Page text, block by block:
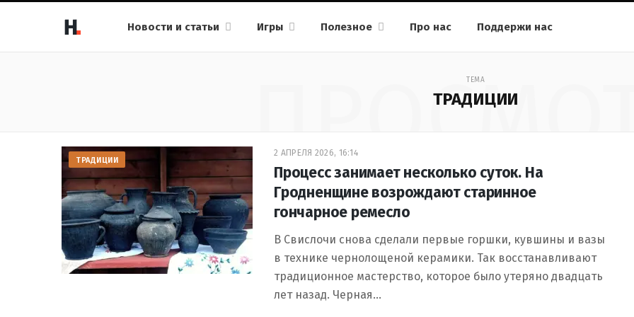
Новости и статьи Игры Полезное Про нас Поддержи нас
ТЕМА
ТРАДИЦИИ
ТРАДИЦИИ
2 АПРЕЛЯ 2026, 16:14
Процесс занимает несколько суток. На
Гродненщине возрождают старинное
гончарное ремесло
В Свислочи снова сделали первые горшки, кувшины и вазы
в технике чернолощеной керамики. Так восстанавливают
традиционное мастерство, которое было утеряно двадцать
лет назад. Черная…